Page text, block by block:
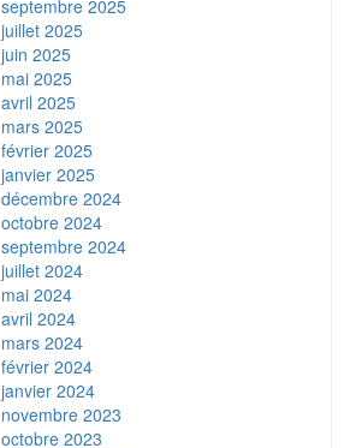
septembre 2025
juillet 2025
juin 2025
mai 2025
avril 2025
mars 2025
février 2025
janvier 2025
décembre 2024
octobre 2024
septembre 2024
juillet 2024
mai 2024
avril 2024
mars 2024
février 2024
janvier 2024
novembre 2023
octobre 2023